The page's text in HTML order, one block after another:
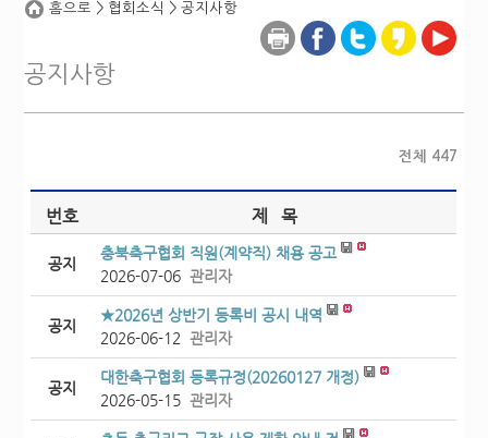
홈으로 > 협회소식 > 공지사항
공지사항
전체 447
번호 제 목
공지
충북축구협회 직원(계약직) 채용 공고
2026-07-06관리자
공지
★2026년 상반기 등록비 공시 내역
2026-06-12관리자
공지
대한축구협회 등록규정(20260127 개정)
2026-05-15관리자